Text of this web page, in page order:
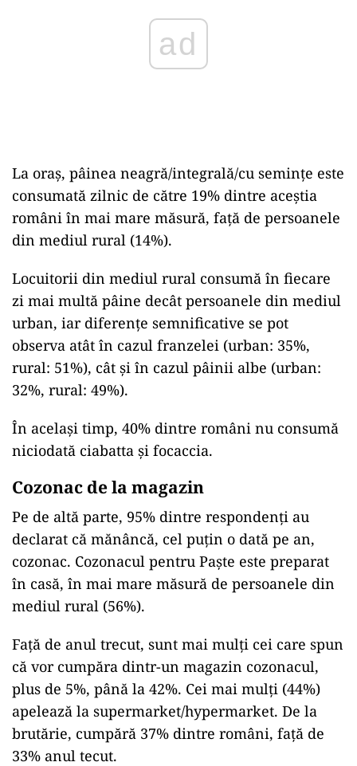
La oraş, pâinea neagră/integrală/cu seminţe este
consumată zilnic de către 19% dintre aceştia
români în mai mare măsură, faţă de persoanele
din mediul rural (14%).
Locuitorii din mediul rural consumă în fiecare
zi mai multă pâine decât persoanele din mediul
urban, iar diferenţe semnificative se pot
observa atât în cazul franzelei (urban: 35%,
rural: 51%), cât şi în cazul pâinii albe (urban:
32%, rural: 49%).
În același timp, 40% dintre români nu consumă
niciodată ciabatta şi focaccia.
Cozonac de la magazin
Pe de altă parte, 95% dintre respondenţi au
declarat că mănâncă, cel puţin o dată pe an,
cozonac. Cozonacul pentru Paşte este preparat
în casă, în mai mare măsură de persoanele din
mediul rural (56%).
Față de anul trecut, sunt mai mulți cei care spun
că vor cumpăra dintr-un magazin cozonacul,
plus de 5%, până la 42%. Cei mai mulţi (44%)
apelează la supermarket/hypermarket. De la
brutărie, cumpără 37% dintre români, față de
33% anul tecut.